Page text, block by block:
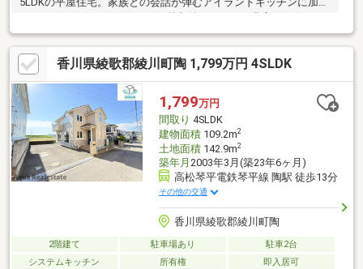
え、ウォークインクローゼット等収納スペースも豊富で、住まい
をすっきり保てます。オール電化・太陽光発電システム4.96kw搭
載で、光熱費を抑えながら快適な暮らしを実現。駐車3台以上可能
で来客時も安心です。陽当たりの良いウッドデッキでは、ご家族
やご友人とのBBQやお子様の遊び場としても活躍。築5年のため室
内状態も良好で、そのまま気持ちよく新生活を始められます。建
物は住宅設計性能評価、長期優良住宅認定も取得した耐震性能や
断熱性能が担保された建物です。ぜひ現地でご体感ください。
香川県綾歌郡綾川町陶 1,799万円 4SLDK
1,799万円
間取り 4SLDK
建物面積109.2m2
土地面積142.9m2
築年月 2003年3月(築23年6ヶ月)
高松琴平電鉄琴平線 陶駅 徒歩13分
その他の交通
香川県綾歌郡綾川町陶
2階建て 駐車場あり
駐車2台
システムキッチン
所有権 即入居可